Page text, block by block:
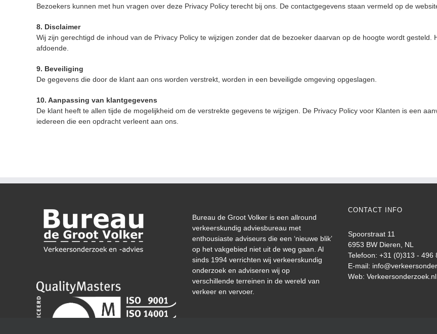
Bezoekers kunnen met hun vragen over deze Privacy Policy terecht bij ons. De contactgegevens staan vermeld op de
8. Disclaimer
Wij zijn gerechtigd de inhoud van de Privacy Policy te wijzigen zonder dat de bezoeker daarvan op de hoogte wordt
afdoende.
9. Beveiliging
De gegevens die door de klant aan ons worden verstrekt, worden in een beveiligde omgeving opgeslagen.
10. Aanpassing van klantgegevens
De klant heeft te allen tijde de mogelijkheid om de verstrekte gegevens te wijzigen. De Privacy Policy voor Klanten is een
iedereen die een opdracht verleent aan ons.
Bureau de Groot Volker is een allround
verkeerskundig adviesbureau met
enthousiaste adviseurs die een ‘nieuwe blik’
op het vakgebied niet uit de weg gaan. Al
sinds 1994 verrichten wij verkeerskundig
onderzoek en adviseren wij op
verschillende terreinen in de wereld van
verkeer en vervoer.
CONTACT INFO
Spoorstraat 11
6953 BW Dieren, NL
Telefoon: +31 (0)313 - 496
E-mail:
Web: Verkeersonderzoek.nl